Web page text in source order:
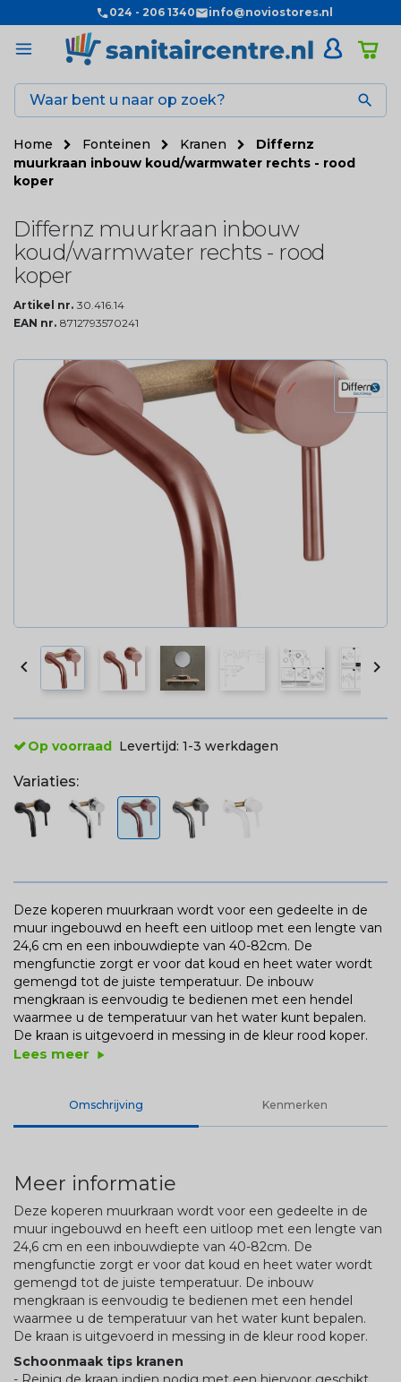
024 - 206 1340 info@noviostores.nl

Home Fonteinen Kranen
Differnz
muurkraan inbouw koud/warmwater rechts - rood
koper
Differnz muurkraan inbouw
koud/warmwater rechts - rood
koper
Artikel nr. 30.416.14
EAN nr. 8712793570241
 
Op voorraad Levertijd: 1-3 werkdagen
Variaties:
Deze koperen muurkraan wordt voor een gedeelte in de
muur ingebouwd en heeft een uitloop met een lengte van
24,6 cm en een inbouwdiepte van 40-82cm. De
mengfunctie zorgt er voor dat koud en heet water wordt
gemengd tot de juiste temperatuur. De inbouw
mengkraan is eenvoudig te bedienen met een hendel
waarmee u de temperatuur van het water kunt bepalen.
De kraan is uitgevoerd in messing in de kleur rood koper.
Lees meer play_arrow
Omschrijving Kenmerken
Meer informatie
Deze koperen muurkraan wordt voor een gedeelte in de
muur ingebouwd en heeft een uitloop met een lengte van
24,6 cm en een inbouwdiepte van 40-82cm. De
mengfunctie zorgt er voor dat koud en heet water wordt
gemengd tot de juiste temperatuur. De inbouw
mengkraan is eenvoudig te bedienen met een hendel
waarmee u de temperatuur van het water kunt bepalen.
De kraan is uitgevoerd in messing in de kleur rood koper.
Schoonmaak tips kranen